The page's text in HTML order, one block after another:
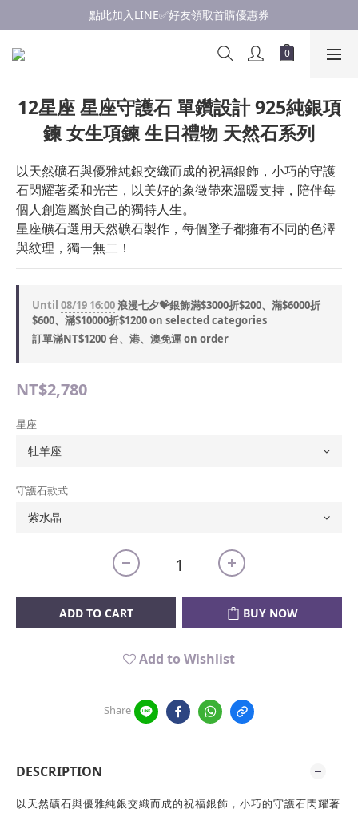
點此加入LINE✅好友領取首購優惠券
浪漫慶七夕💝銀飾滿$3000享優惠💝至8/19
點此加入LINE✅好友領取首購優惠券
12星座 星座守護石 單鑽設計 925純銀項
鍊 女生項鍊 生日禮物 天然石系列
以天然礦石與優雅純銀交織而成的祝福銀飾，小巧的守護
石閃耀著柔和光芒，以美好的象徵帶來溫暖支持，陪伴每
個人創造屬於自己的獨特人生。
星座礦石選用天然礦石製作，每個墜子都擁有不同的色澤
與紋理，獨一無二！
Until 08/19 16:00浪漫七夕💝銀飾滿$3000折$200、滿$6000折
$600、滿$10000折$1200 on selected categories
訂單滿NT$1200 台、港、澳免運 on order
NT$2,780
星座
守護石款式
ADD TO CART BUY NOW
Add to Wishlist
Share
DESCRIPTION
以天然礦石與優雅純銀交織而成的祝福銀飾，小巧的守護石閃耀著